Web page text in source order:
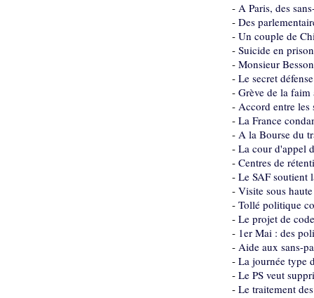
- A Paris, des
- Des
- Un couple de
- Suicide en
- Monsieur
- Le secret
- Grève de la
- Accord entre les
- La France
- A la Bourse du
- La cour d'appel
- Centres de
- Le SAF soutient
- Visite sous
- Tollé politique
- Le projet de
- 1er Mai : des
- Aide aux sans-
- La journée type
- Le PS veut
- Le traitement